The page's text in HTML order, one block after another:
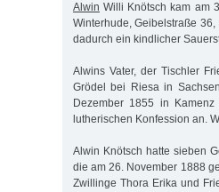
Alwin Willi Knötsch kam am
Winterhude, Geibelstraße
dadurch ein kindlicher
Alwins Vater, der Tischler
Grödel bei Riesa in
Dezember 1855 in
lutherischen Konfession an.
Alwin Knötsch hatte sieben
die am 26. November 1888
Zwillinge Thora Erika und